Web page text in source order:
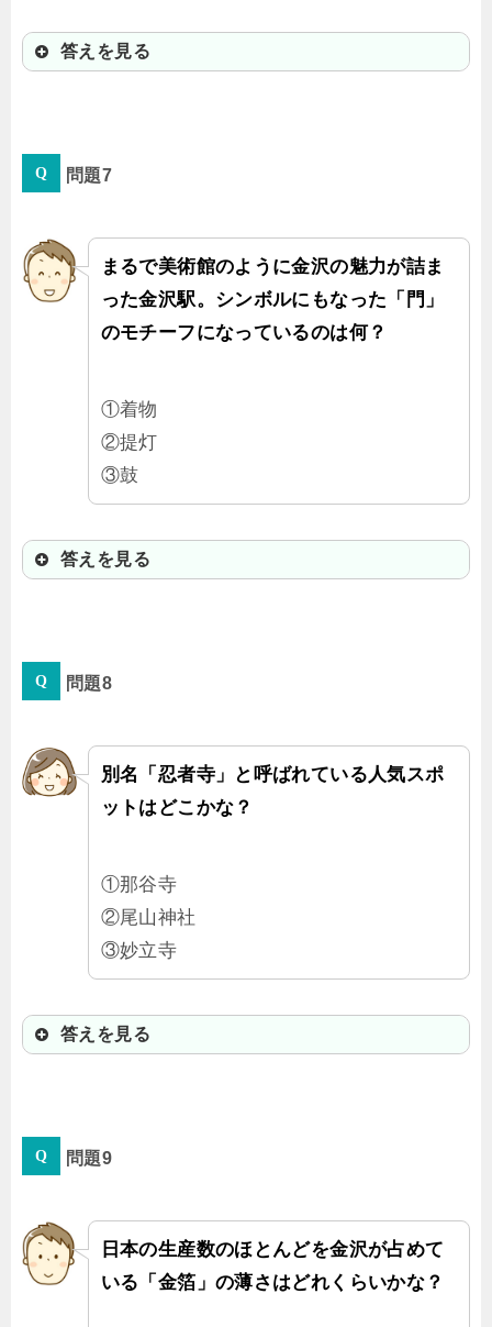
答えを見る
他にも輪島塗や九谷焼が有名だよ
問題7
まるで美術館のように金沢の魅力が詰ま
った金沢駅。シンボルにもなった「門」
のモチーフになっているのは何？
①着物
②提灯
③鼓
答えを見る
昔から金沢で盛んだった能の鼓をモ
んだ！アメリカの旅行雑誌では「世
界で最も美しい駅」のひとつに選ば
れているよ。
問題8
別名「忍者寺」と呼ばれている人気スポ
ットはどこかな？
①那谷寺
②尾山神社
③妙立寺
答えを見る
落とし穴や隠し階段、抜け道などの
問題9
日本の生産数のほとんどを金沢が占めて
いる「金箔」の薄さはどれくらいかな？